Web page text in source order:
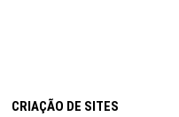
CRIAÇÃO DE SITES